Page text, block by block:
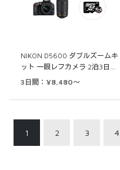
NIKON D5600 ダブルズームキ
ット 一眼レフカメラ 2泊3日…
3日間：¥8,480～
1 2 3 4